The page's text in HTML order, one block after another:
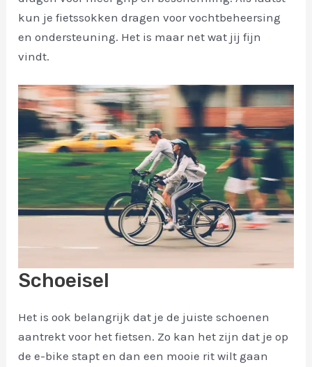
kun je fietssokken dragen voor vochtbeheersing
en ondersteuning. Het is maar net wat jij fijn
vindt.
Schoeisel
Het is ook belangrijk dat je de juiste schoenen
aantrekt voor het fietsen. Zo kan het zijn dat je op
de e-bike stapt en dan een mooie rit wilt gaan